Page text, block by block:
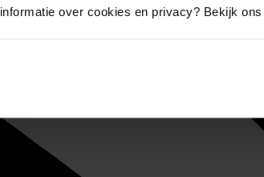
informatie over cookies en privacy? Bekijk